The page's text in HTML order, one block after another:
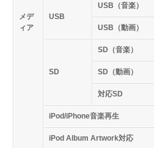
メデ
ィア
USB
USB（音楽）
USB（動画）
SD
SD（音楽）
SD（動画）
対応SD
iPod/iPhone音楽再生
iPod Album Artwork対応